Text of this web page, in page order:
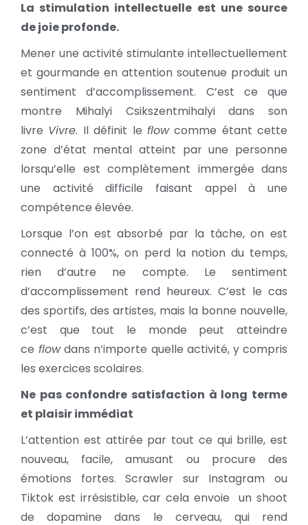
La stimulation intellectuelle est une source
de joie profonde.
Mener une activité stimulante intellectuellement
et gourmande en attention soutenue produit un
sentiment d’accomplissement. C’est ce que
montre Mihalyi Csikszentmihalyi dans son
livre Vivre. Il définit le flowcomme étant cette
zone d’état mental atteint par une personne
lorsqu’elle est complètement immergée dans
une activité difficile faisant appel à une
compétence élevée.
Lorsque l’on est absorbé par la tâche, on est
connecté à 100%, on perd la notion du temps,
rien d’autre ne compte. Le sentiment
d’accomplissement rend heureux. C’est le cas
des sportifs, des artistes, mais la bonne nouvelle,
c’est que tout le monde peut atteindre
ce flowdans n’importe quelle activité, y compris
les exercices scolaires.
Ne pas confondre satisfaction à long terme
et plaisir immédiat
L’attention est attirée par tout ce qui brille, est
nouveau, facile, amusant ou procure des
émotions fortes. Scrawler sur Instagram ou
Tiktok est irrésistible, car cela envoie un shoot
de dopamine dans le cerveau, qui rend